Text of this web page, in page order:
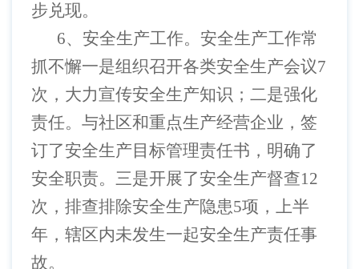
步兑现。
6、安全生产工作。安全生产工作常
抓不懈一是组织召开各类安全生产会议7
次，大力宣传安全生产知识；二是强化
责任。与社区和重点生产经营企业，签
订了安全生产目标管理责任书，明确了
安全职责。三是开展了安全生产督查12
次，排查排除安全生产隐患5项，上半
年，辖区内未发生一起安全生产责任事
故。